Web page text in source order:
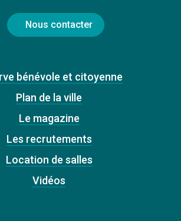
Nous contacter
bénévole et citoyenne
Plan de la ville
Le magazine
Les recrutements
Location de salles
Vidéos